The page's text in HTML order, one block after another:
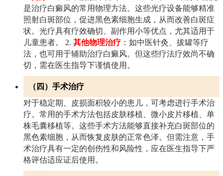
是治疗白癜风的常用物理方法。这些光疗设备能够精准
照射白斑部位，促进黑色素细胞生成，从而改善白斑症
状。光疗具有疗效确切、副作用小等优点，尤其适用于
儿童患者。
2. 其他物理治疗 ：如中医针灸、拔罐等疗
法，也可用于辅助治疗白癜风。但这些疗法疗效尚不确
切，需在医生指导下谨慎使用。
（四）手术治疗
对于稳定期、皮损面积较小的患儿，可考虑进行手术治
疗。常用的手术方法包括皮肤移植、微小皮片移植、单
株毛囊移植等。这些手术方法能够直接补充白斑部位的
黑色素细胞，从而恢复皮肤的正常色泽。但需注意，手
术治疗具有一定的创伤性和风险性，应在医生指导下严
格评估适应证后使用。